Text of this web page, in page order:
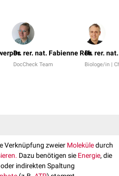
Dr. rer. nat. Fabienne Reh
DocCheck Team
Dr. rer.
Biologe/in |
Verknüpfung zweier Moleküledurch
Dazu benötigen sie Energie, die
indirekten Spaltung